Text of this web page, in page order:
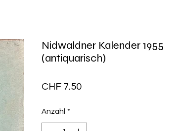
Nidwaldner Kalender 1955
(antiquarisch)
CHF 7.50Preis
Anzahl *